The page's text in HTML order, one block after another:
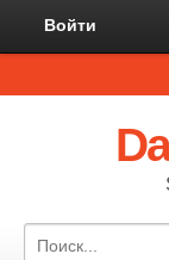
Войти